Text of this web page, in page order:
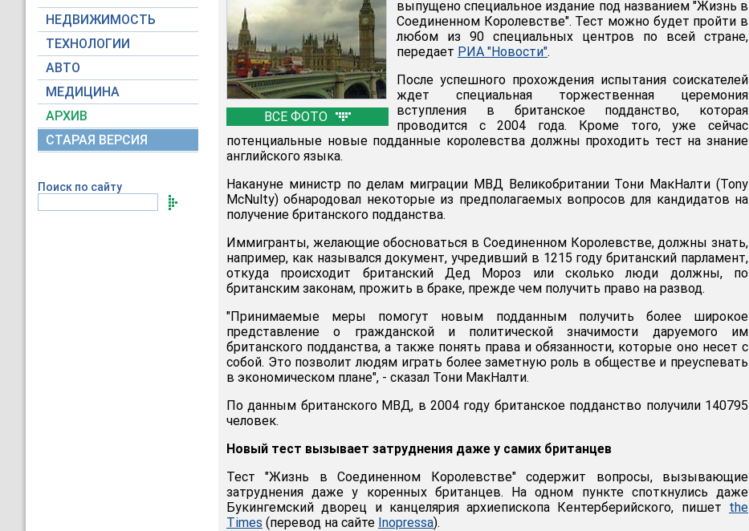
НЕДВИЖИМОСТЬ
ТЕХНОЛОГИИ
АВТО
МЕДИЦИНА
АРХИВ
СТАРАЯ ВЕРСИЯ
Поиск по сайту
ВСЕ ФОТО
выпущено специальное издание под названием "Жизнь в
Соединенном Королевстве". Тест можно будет пройти в
любом из 90 специальных центров по всей стране,
передает РИА "Новости".
После успешного прохождения испытания соискателей
ждет специальная торжественная церемония
вступления в британское подданство, которая
проводится с 2004 года. Кроме того, уже сейчас
потенциальные новые подданные королевства должны проходить тест на знание
английского языка.
Накануне министр по делам миграции МВД Великобритании Тони МакНалти (Tony
McNulty) обнародовал некоторые из предполагаемых вопросов для кандидатов на
получение британского подданства.
Иммигранты, желающие обосноваться в Соединенном Королевстве, должны знать,
например, как назывался документ, учредивший в 1215 году британский парламент,
откуда происходит британский Дед Мороз или сколько люди должны, по
британским законам, прожить в браке, прежде чем получить право на развод.
"Принимаемые меры помогут новым подданным получить более широкое
представление о гражданской и политической значимости даруемого им
британского подданства, а также понять права и обязанности, которые оно несет с
собой. Это позволит людям играть более заметную роль в обществе и преуспевать
в экономическом плане", - сказал Тони МакНалти.
По данным британского МВД, в 2004 году британское подданство получили 140795
человек.
Новый тест вызывает затруднения даже у самих британцев
Тест "Жизнь в Соединенном Королевстве" содержит вопросы, вызывающие
затруднения даже у коренных британцев. На одном пункте споткнулись даже
Букингемский дворец и канцелярия архиепископа Кентерберийского, пишет the
Times (перевод на сайте Inopressa).